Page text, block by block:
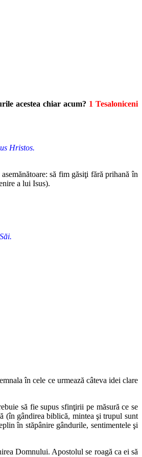
acestea chiar acum? 1 Tesaloniceni
Hristos.
să fim găsiţi fără prihană în
a lui Isus).
în cele ce urmează câteva idei clare
să fie supus sfinţirii pe măsură ce se
(în gândirea biblică, mintea şi trupul sunt
în stăpânire gândurile, sentimentele şi
Domnului. Apostolul se roagă ca ei să